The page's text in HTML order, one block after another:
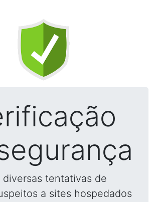
diversas tentativas de
a sites hospedados